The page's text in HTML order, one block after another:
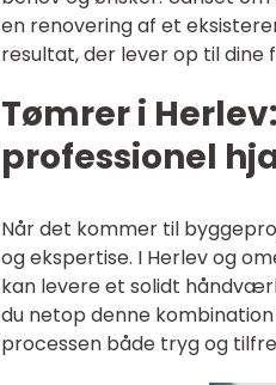
en renovering af et
resultat, der lever op til dine
Tømrer i
professionel
Når det kommer til
og ekspertise. I Herlev og
kan levere et solidt
du netop denne
processen både tryg og